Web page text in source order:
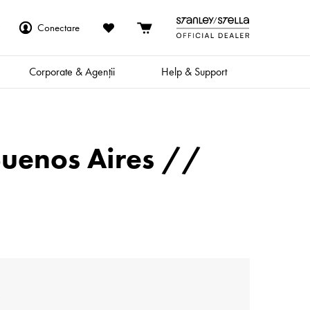
Conectare
Corporate & Agenții Help & Support
Aires //